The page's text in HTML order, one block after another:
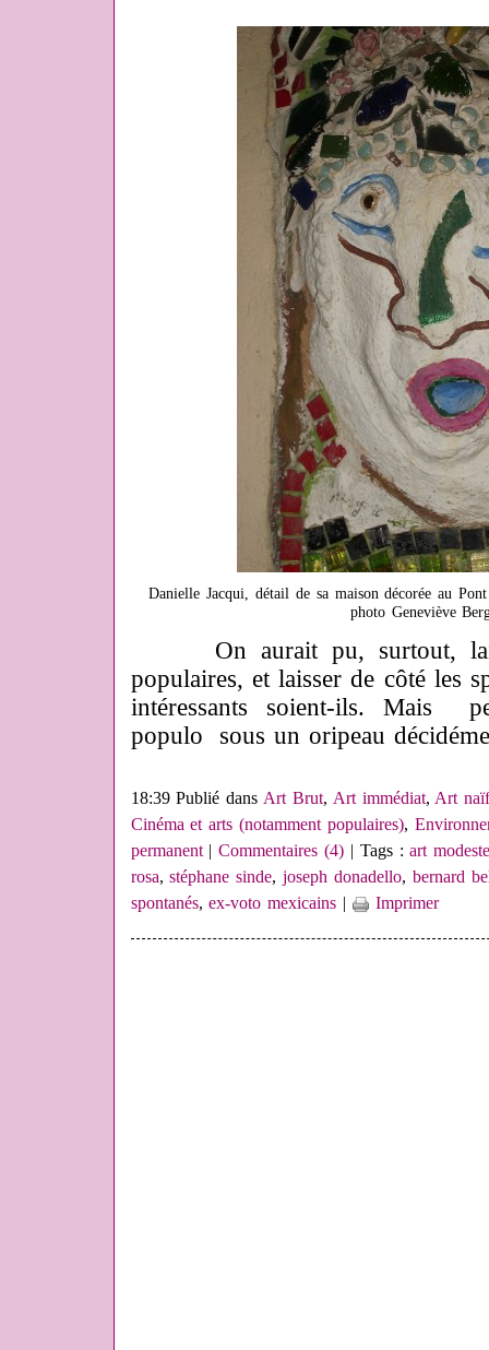
Danielle Jacqui, détail de sa maison décorée au
photo Geneviève
On aurait pu, surtout,
populaires, et laisser de côté les
intéressants soient-ils. Mais
populo sous un oripeau
18:39 Publié dansArt Brut, Art immédiat,Art
Cinéma et arts (notamment populaires),
permanent|Commentaires (4) | Tags :art
rosa,stéphane sinde,joseph donadello, bernard
spontanés,ex-voto mexicains | Imprimer